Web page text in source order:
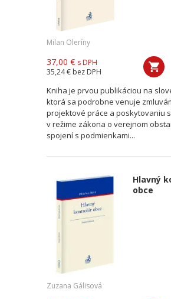
Milan Oleríny
37,00 € s DPH
35,24 € bez DPH
Kniha je prvou publikáciou na
ktorá sa podrobne venuje
projektové práce a poskytovaniu
v režime zákona o verejnom
spojení s podmienkami...
Hlavný
obce
Zuzana Gálisová